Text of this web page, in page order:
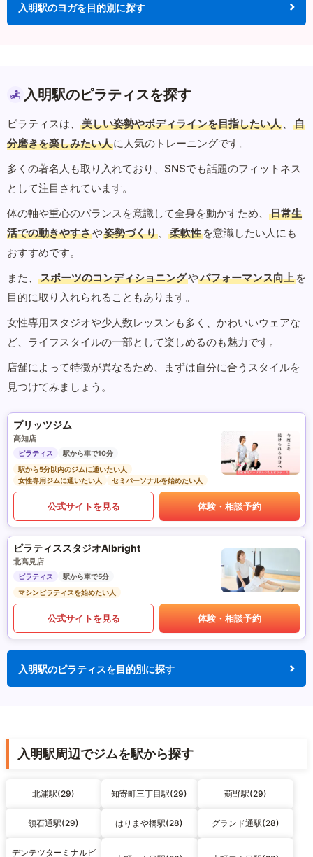
入明駅のヨガを目的別に探す
入明駅のピラティスを探す
ピラティスは、 美しい姿勢やボディラインを目指したい人 、
自
分磨きを楽しみたい人に人気のトレーニングです。
多くの著名人も取り入れており、SNSでも話題のフィットネス
として注目されています。
体の軸や重心のバランスを意識して全身を動かすため、
日常生
活での動きやすさや姿勢づくり 、 柔軟性 を意識したい人にも
おすすめです。
また、
スポーツのコンディショニングやパフォーマンス向上 を
目的に取り入れられることもあります。
女性専用スタジオや少人数レッスンも多く、かわいいウェアな
ど、ライフスタイルの一部として楽しめるのも魅力です。
店舗によって特徴が異なるため、まずは自分に合うスタイルを
見つけてみましょう。
プリッツジム
高知店
ピラティス
駅から車で10分
駅から5分以内のジムに通いたい人
女性専用ジムに通いたい人
セミパーソナルを始めたい人
公式サイトを見る 体験・相談予約
ピラティススタジオAlbright
北高見店
ピラティス
駅から車で5分
マシンピラティスを始めたい人
公式サイトを見る 体験・相談予約
入明駅のピラティスを目的別に探す
入明駅周辺でジムを駅から探す
北浦駅(29) 知寄町三丁目駅(29) 薊野駅(29)
領石通駅(29) はりまや橋駅(28) グランド通駅(28)
デンテツターミナルビ